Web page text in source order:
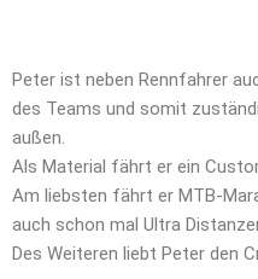
Peter ist neben Rennfahrer
des Teams und somit
außen.
Als Material fährt er ein
Am liebsten fährt er MTB-
auch schon mal Ultra
Des Weiteren liebt Peter den